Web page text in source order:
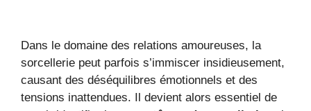
Dans le domaine des relations amoureuses, la
sorcellerie peut parfois s’immiscer insidieusement,
causant des déséquilibres émotionnels et des
tensions inattendues. Il devient alors essentiel de